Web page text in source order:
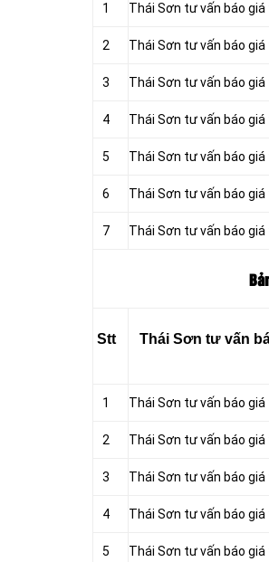
1 Thái Sơn tư vấn báo
2 Thái Sơn tư vấn báo
3 Thái Sơn tư vấn báo
4 Thái Sơn tư vấn báo
5 Thái Sơn tư vấn báo
6 Thái Sơn tư vấn báo
7 Thái Sơn tư vấn báo
Stt Thái Sơn tư vấn
1 Thái Sơn tư vấn báo
2 Thái Sơn tư vấn báo
3 Thái Sơn tư vấn báo
4 Thái Sơn tư vấn báo
5 Thái Sơn tư vấn báo